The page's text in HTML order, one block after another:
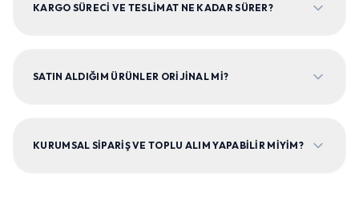
KARGO SÜRECI VE TESLIMAT NE KADAR SÜRER?
SATIN ALDIĞIM ÜRÜNLER ORIJINAL MI?
KURUMSAL SIPARIŞ VE TOPLU ALIM YAPABILIR MIYIM?